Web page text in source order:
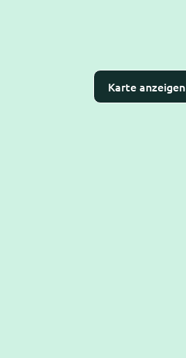
Karte anzeigen